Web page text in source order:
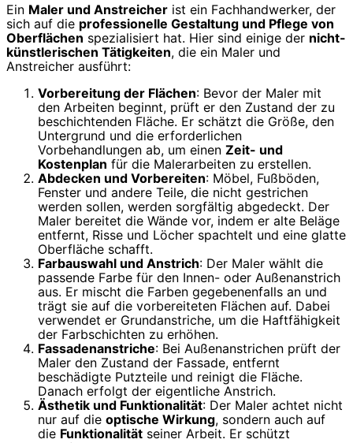
Ein Maler und Anstreicher ist ein Fachhandwerker, der
sich auf die professionelle Gestaltung und Pflege von
Oberflächen spezialisiert hat. Hier sind einige der nicht-
künstlerischen Tätigkeiten, die ein Maler und
Anstreicher ausführt:
Vorbereitung der Flächen: Bevor der Maler mit
den Arbeiten beginnt, prüft er den Zustand der zu
beschichtenden Fläche. Er schätzt die Größe, den
Untergrund und die erforderlichen
Vorbehandlungen ab, um einen Zeit- und
Kostenplan für die Malerarbeiten zu erstellen.
Abdecken und Vorbereiten: Möbel, Fußböden,
Fenster und andere Teile, die nicht gestrichen
werden sollen, werden sorgfältig abgedeckt. Der
Maler bereitet die Wände vor, indem er alte Beläge
entfernt, Risse und Löcher spachtelt und eine glatte
Oberfläche schafft.
Farbauswahl und Anstrich: Der Maler wählt die
passende Farbe für den Innen- oder Außenanstrich
aus. Er mischt die Farben gegebenenfalls an und
trägt sie auf die vorbereiteten Flächen auf. Dabei
verwendet er Grundanstriche, um die Haftfähigkeit
der Farbschichten zu erhöhen.
Fassadenanstriche: Bei Außenanstrichen prüft der
Maler den Zustand der Fassade, entfernt
beschädigte Putzteile und reinigt die Fläche.
Danach erfolgt der eigentliche Anstrich.
Ästhetik und Funktionalität: Der Maler achtet nicht
nur auf die optische Wirkung, sondern auch auf
die Funktionalität seiner Arbeit. Er schützt